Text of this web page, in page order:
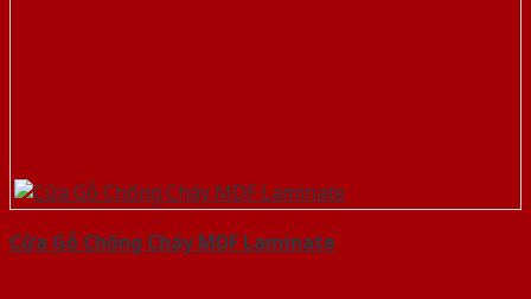
Cửa Gỗ Chống Cháy MDF Laminate